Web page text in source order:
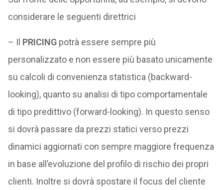
considerare le seguenti direttrici
– Il PRICINGpotrà essere sempre più
personalizzato e non essere più basato unicamente
su calcoli di convenienza statistica (backward-
looking), quanto su analisi di tipo comportamentale
di tipo predittivo (forward-looking). In questo senso
si dovrà passare da prezzi statici verso prezzi
dinamici aggiornati con sempre maggiore frequenza
in base all’evoluzione del profilo di rischio dei propri
clienti. Inoltre si dovrà spostare il focus del cliente